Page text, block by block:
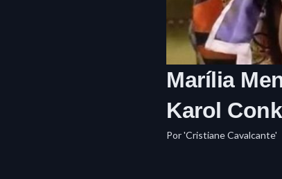
Marília
Karol
Por'Cristiane Cavalcante'